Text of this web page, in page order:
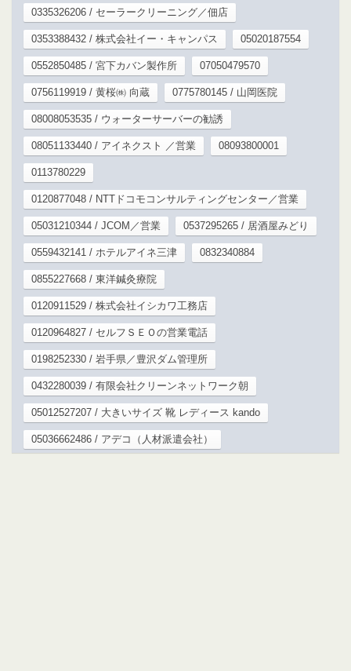
0335326206 / セーラークリーニング／佃店
0353388432 / 株式会社イー・キャンパス 05020187554
0552850485 / 宮下カバン製作所 07050479570
0756119919 / 黄桜㈱ 向蔵 0775780145 / 山岡医院
08008053535 / ウォーターサーバーの勧誘
08051133440 / アイネクスト ／営業 08093800001
0113780229
0120877048 / NTTドコモコンサルティングセンター／営業
05031210344 / JCOM／営業 0537295265 / 居酒屋みどり
0559432141 / ホテルアイネ三津 0832340884
0855227668 / 東洋鍼灸療院
0120911529 / 株式会社イシカワ工務店
0120964827 / セルフＳＥＯの営業電話
0198252330 / 岩手県／豊沢ダム管理所
0432280039 / 有限会社クリーンネットワーク朝
05012527207 / 大きいサイズ 靴 レディース kando
05036662486 / アデコ（人材派遣会社）